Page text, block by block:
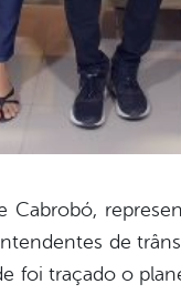
de
foi traçado o